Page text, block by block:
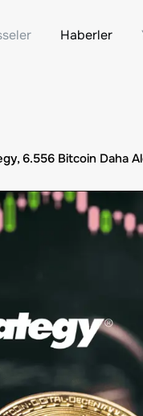
Haberler
6.556 Bitcoin Daha